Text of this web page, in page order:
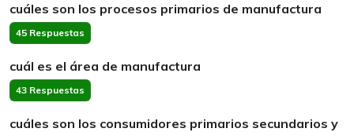
cuáles son los procesos primarios de manufactura
45 Respuestas
cuál es el área de manufactura
43 Respuestas
cuáles son los consumidores primarios secundarios y